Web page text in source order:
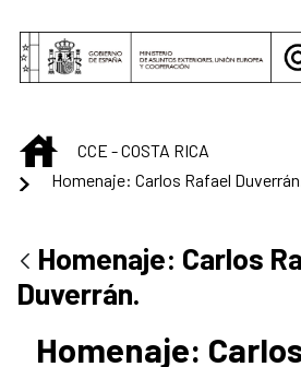
INICIO
CCE - COSTA RICA
Homenaje: Carlos Rafael Duverrán.
Homenaje: Carlos
Duverrán.
Homenaje: